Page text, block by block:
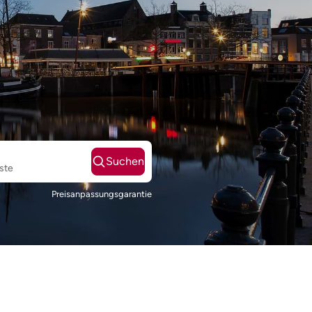
Suchen
Preisanpassungsgarantie